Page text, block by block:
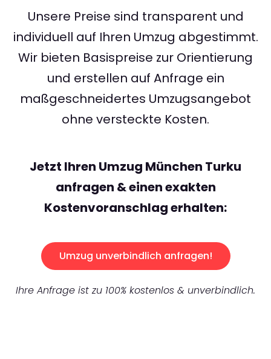
Unsere Preise sind transparent und
individuell auf Ihren Umzug abgestimmt.
Wir bieten Basispreise zur Orientierung
und erstellen auf Anfrage ein
maßgeschneidertes Umzugsangebot
ohne versteckte Kosten.
Jetzt Ihren Umzug München Turku
anfragen & einen exakten
Kostenvoranschlag erhalten:
Umzug unverbindlich anfragen!
Ihre Anfrage ist zu 100% kostenlos & unverbindlich.